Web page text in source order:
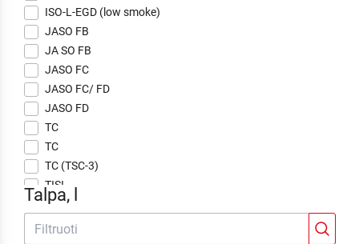
ISO-L-EGD (low smoke)
JASO FB
JA SO FB
JASO FC
JASO FC/ FD
JASO FD
TC
TC
TC (TSC-3)
TISI
Talpa, l